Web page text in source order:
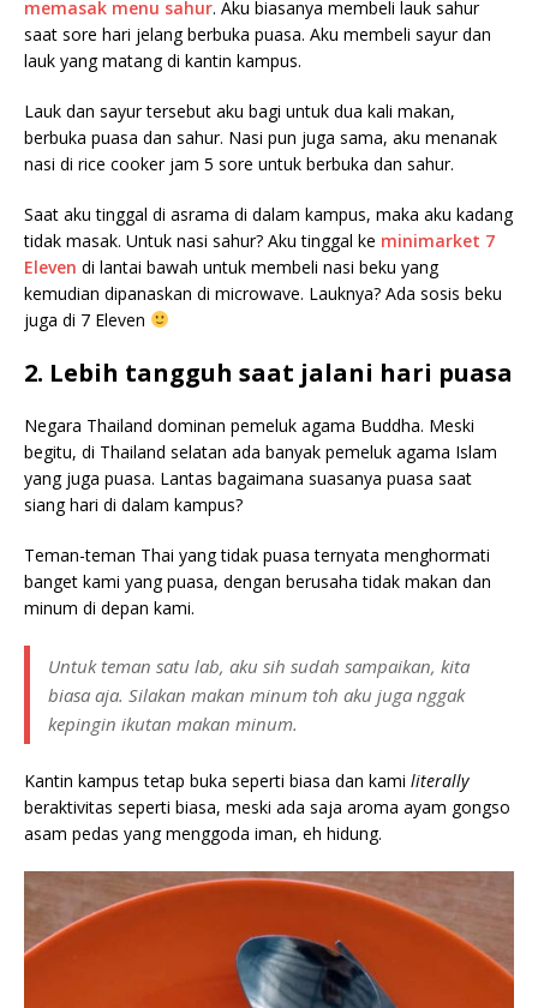
memasak menu sahur. Aku biasanya membeli lauk sahur
saat sore hari jelang berbuka puasa. Aku membeli sayur dan
lauk yang matang di kantin kampus.
Lauk dan sayur tersebut aku bagi untuk dua kali makan,
berbuka puasa dan sahur. Nasi pun juga sama, aku menanak
nasi di rice cooker jam 5 sore untuk berbuka dan sahur.
Saat aku tinggal di asrama di dalam kampus, maka aku kadang
tidak masak. Untuk nasi sahur? Aku tinggal ke minimarket 7
Eleven di lantai bawah untuk membeli nasi beku yang
kemudian dipanaskan di microwave. Lauknya? Ada sosis beku
juga di 7 Eleven
2. Lebih tangguh saat jalani hari puasa
Negara Thailand dominan pemeluk agama Buddha. Meski
begitu, di Thailand selatan ada banyak pemeluk agama Islam
yang juga puasa. Lantas bagaimana suasanya puasa saat
siang hari di dalam kampus?
Teman-teman Thai yang tidak puasa ternyata menghormati
banget kami yang puasa, dengan berusaha tidak makan dan
minum di depan kami.
Untuk teman satu lab, aku sih sudah sampaikan, kita
biasa aja. Silakan makan minum toh aku juga nggak
kepingin ikutan makan minum.
Kantin kampus tetap buka seperti biasa dan kami literally
beraktivitas seperti biasa, meski ada saja aroma ayam gongso
asam pedas yang menggoda iman, eh hidung.